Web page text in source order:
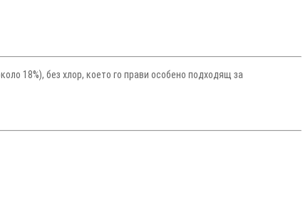
18%), без хлор, което го прави особено подходящ за